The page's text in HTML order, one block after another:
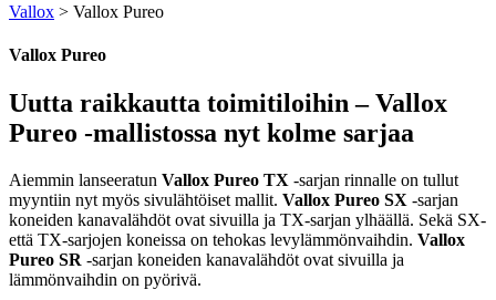
Vallox > Vallox Pureo
Vallox Pureo
Uutta raikkautta toimitiloihin – Vallox
Pureo -mallistossa nyt kolme sarjaa
Aiemmin lanseeratun Vallox Pureo TX -sarjan rinnalle on tullut
myyntiin nyt myös sivulähtöiset mallit. Vallox Pureo SX -sarjan
koneiden kanavalähdöt ovat sivuilla ja TX-sarjan ylhäällä. Sekä SX-
että TX-sarjojen koneissa on tehokas levylämmönvaihdin. Vallox
Pureo SR -sarjan koneiden kanavalähdöt ovat sivuilla ja
lämmönvaihdin on pyörivä.